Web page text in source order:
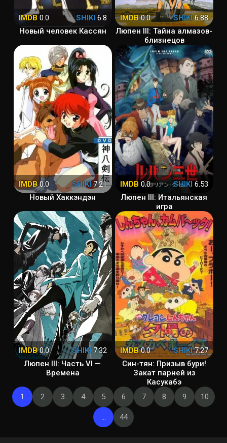
IMDB 0.0 SHIKI 6.8
Новый человек Кассян
IMDB0.0 SHIKI6.88
Люпен III: Тайна алмазов-
близнецов
IMDB0.0 SHIKI7.21
Новый Хаккэндэн
IMDB 0.0 SHIKI 6.53
Люпен III: Итальянская
игра
IMDB0.0 SHIKI7.32
Люпен III: Часть VI —
Времена
IMDB0.0 SHIKI7.27
Син-тян: Призыв бури!
Закат парней из
Касукабэ
1
2 3 4 5 6 7 8 9 10
... 44